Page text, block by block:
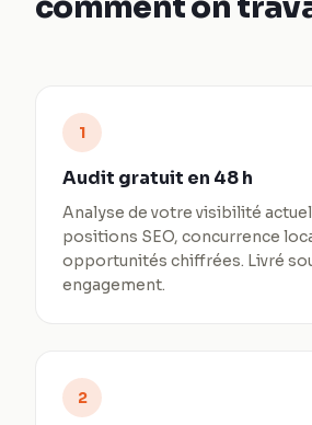
1
Audit gratuit en 48 h
Analyse de votre visibilité
positions SEO, concurrence
opportunités chiffrées. Livré
engagement.
2